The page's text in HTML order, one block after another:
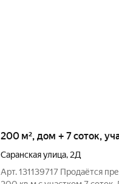
200 м², дом + 7 соток,
Саранская улица, 2Д
Арт. 131139717 Продаётся